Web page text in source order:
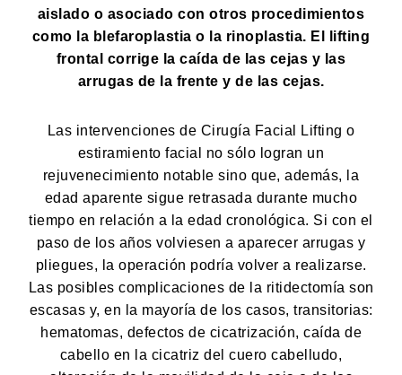
aislado o asociado con otros procedimientos
como la blefaroplastia o la rinoplastia. El lifting
frontal corrige la caída de las cejas y las
arrugas de la frente y de las cejas.
Las intervenciones de Cirugía Facial Lifting o
estiramiento facial no sólo logran un
rejuvenecimiento notable sino que, además, la
edad aparente sigue retrasada durante mucho
tiempo en relación a la edad cronológica. Si con el
paso de los años volviesen a aparecer arrugas y
pliegues, la operación podría volver a realizarse.
Las posibles complicaciones de la ritidectomía son
escasas y, en la mayoría de los casos, transitorias:
hematomas, defectos de cicatrización, caída de
cabello en la cicatriz del cuero cabelludo,